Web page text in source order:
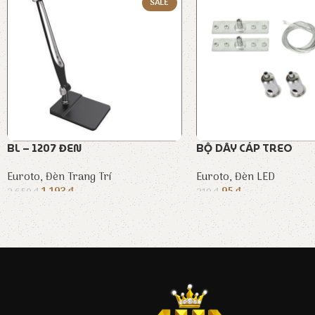
BL – 1207 ĐEN
Euroto,Đèn Trang Trí
2.650 ₫ 1.193₫
BỘ DÂY CÁP TREO
Euroto, Đèn LED
210 ₫ 95₫